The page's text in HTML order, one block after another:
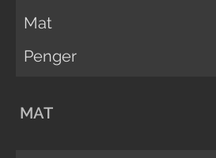
Mat
Penger
MAT